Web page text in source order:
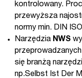
kontrolowany.
przewyższa
normy min. DIN
Narzędzia NWS
się branżą
np.Selbst Ist Der